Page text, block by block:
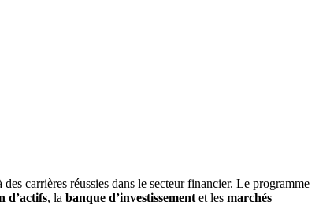
carrières réussies dans le secteur financier. Le programme
d’actifs, la banque d’investissement et les marchés